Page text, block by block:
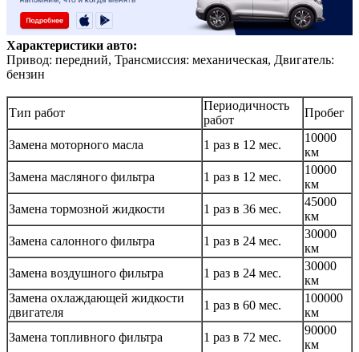
Характеристики авто:
Привод: передний, Трансмиссия: механическая, Двигатель:
бензин
Тип работ
Периодичность
работ
Пробег
Замена моторного масла 1 раз в 12 мес.
10000
км
Замена масляного фильтра
1 раз в 12 мес.
10000
км
Замена тормозной жидкости
1 раз в 36 мес.
45000
км
Замена салонного фильтра
1 раз в 24 мес.
30000
км
Замена воздушного фильтра
1 раз в 24 мес.
30000
км
Замена охлаждающей жидкости
двигателя
1 раз в 60 мес.
100000
км
Замена топливного фильтра
1 раз в 72 мес.
90000
км